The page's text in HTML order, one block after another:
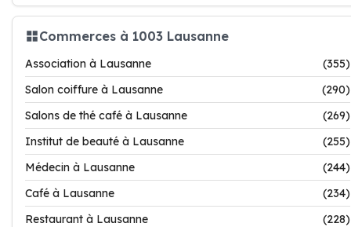
Commerces à 1003 Lausanne
Association à Lausanne
(355)
Salon coiffure à Lausanne
(290)
Salons de thé café à Lausanne
(269)
Institut de beauté à Lausanne
(255)
Médecin à Lausanne
(244)
Café à Lausanne
(234)
Restaurant à Lausanne
(228)